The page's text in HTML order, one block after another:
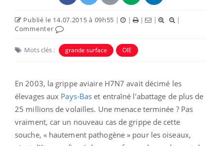
Publié le 14.07.2015 à 09h55 | | | |
|
Commenter
Mots clés : grande surface OIE
En 2003, la grippe aviaire H7N7 avait décimé les
élevages aux Pays-Bas et entraîné l’abattage de plus de
25 millions de volailles. Une menace terminée ? Pas
vraiment, car un nouveau cas de grippe de cette
souche, « hautement pathogène » pour les oiseaux,